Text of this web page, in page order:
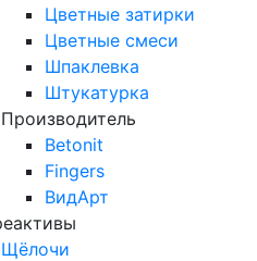
Цветные затирки
Цветные смеси
Шпаклевка
Штукатурка
Производитель
Betonit
Fingers
ВидАрт
Щёлочи